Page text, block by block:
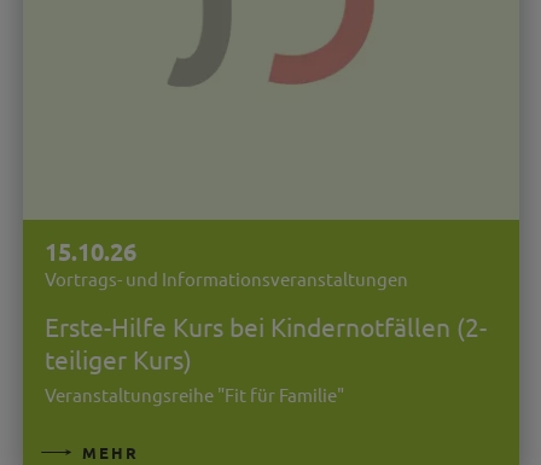
15.10.26
Vortrags- und Informationsveranstaltungen
Erste-Hilfe Kurs bei Kindernotfällen (2-
teiliger Kurs)
Veranstaltungsreihe "Fit für Familie"
MEHR